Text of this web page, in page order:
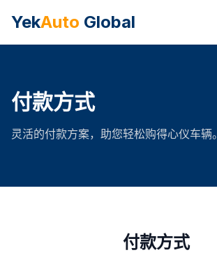
YekAuto Global
付款方式
灵活的付款方案，助您轻松购得心仪车辆。
付款方式